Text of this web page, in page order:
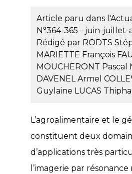
Article paru dans
N°364-365 - juin-juillet-
Rédigé par RODTS
MARIETTE François
MOUCHERONT Pascal
DAVENEL Armel
Guylaine LUCAS
L’agroalimentaire et le
constituent deux
d’applications très
l’imagerie par